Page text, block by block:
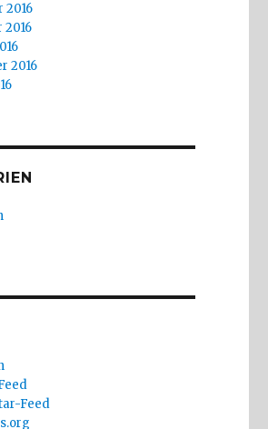
2016
2016
2016
Feed